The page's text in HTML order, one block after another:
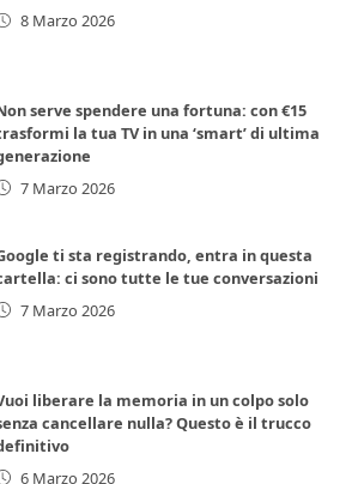
8 Marzo 2026
serve spendere una fortuna: con €15
la tua TV in una ‘smart’ di ultima
7 Marzo 2026
ti sta registrando, entra in questa
ci sono tutte le tue conversazioni
7 Marzo 2026
liberare la memoria in un colpo solo
cancellare nulla? Questo è il trucco
6 Marzo 2026